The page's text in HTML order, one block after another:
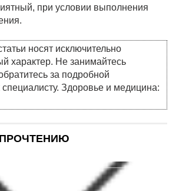
при условии выполнения
носят исключительно
характер. Не занимайтесь
за подробной
специалисту. Здоровье и медицина: